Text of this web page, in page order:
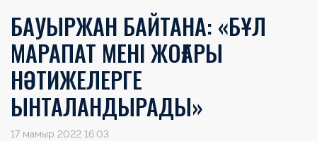
БАУЫРЖАН БАЙТАНА: «БҰЛ
МАРАПАТ МЕНІ ЖОҒАРЫ
НӘТИЖЕЛЕРГЕ
ЫНТАЛАНДЫРАДЫ»
17 мамыр 2022 16:03